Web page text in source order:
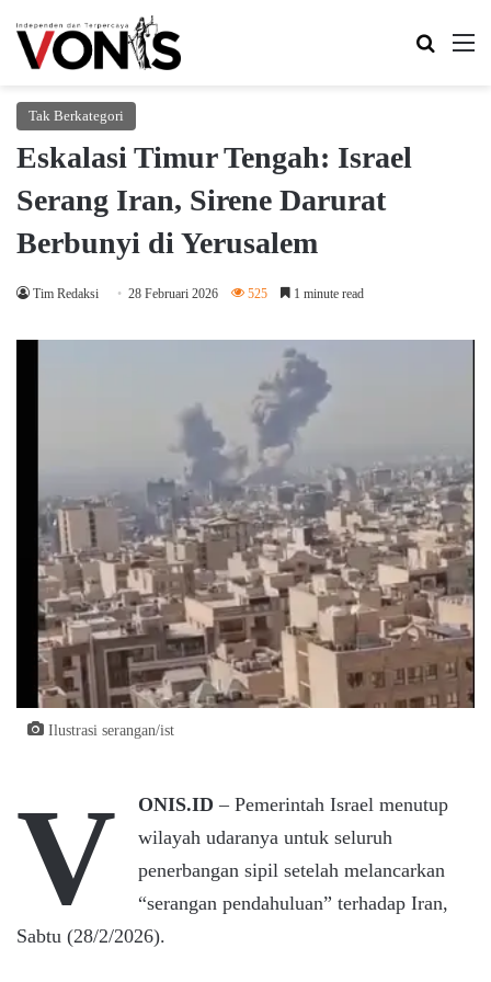
Search
Tak Berkategori
Eskalasi Timur Tengah: Israel
Serang Iran, Sirene Darurat
Berbunyi di Yerusalem
Tim Redaksi 28 Februari 2026 525 1 minute read
Ilustrasi serangan/ist
V ONIS.ID – Pemerintah Israel menutup
wilayah udaranya untuk seluruh
penerbangan sipil setelah melancarkan
“serangan pendahuluan” terhadap Iran,
Sabtu (28/2/2026).